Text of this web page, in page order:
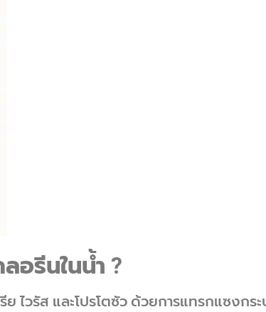
อรีนในน้ำ ?
วรัส และโปรโตซัว ด้วยการแทรกแซงกระ